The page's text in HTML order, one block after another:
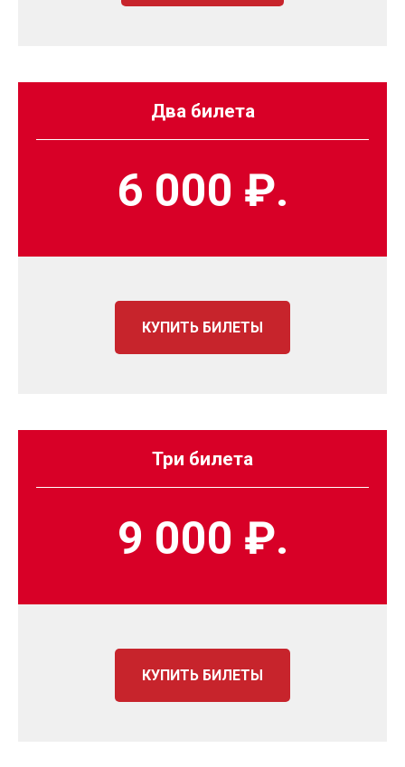
Два билета
6 000 ₽.
КУПИТЬ БИЛЕТЫ
Три билета
9 000 ₽.
КУПИТЬ БИЛЕТЫ